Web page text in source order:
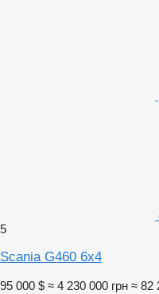
5
Scania G460 6x4
95 000 $ ≈ 4 230 000 грн ≈ 82